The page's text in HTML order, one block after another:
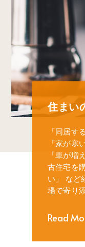
住まい
「同居す
「家が寒
「車が増
古住宅を
い」
など
場で寄り
Read